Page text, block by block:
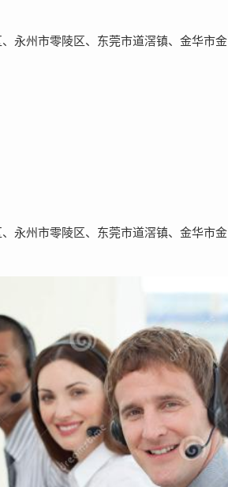
永州市零陵区、东莞市道滘镇、金华市
永州市零陵区、东莞市道滘镇、金华市